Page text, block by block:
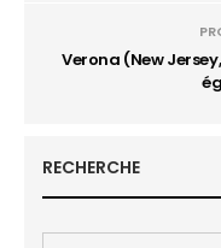
Verona (New
RECHERCHE